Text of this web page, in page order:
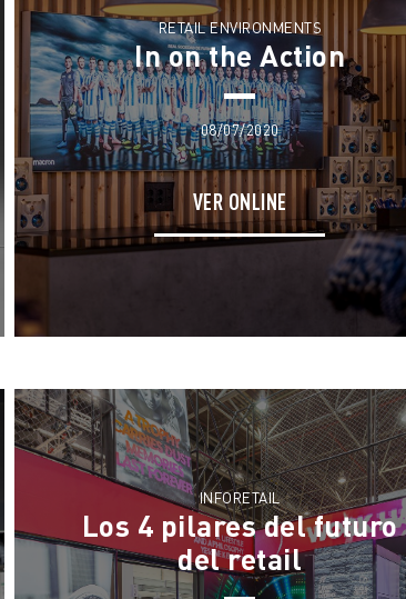
RETAIL ENVIRONMENTS
In on the Action
08/07/2020
VER ONLINE
INFORETAIL
Los 4 pilares del futuro
del retail